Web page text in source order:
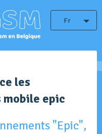
Fr
les
mobile epic
"Epic",